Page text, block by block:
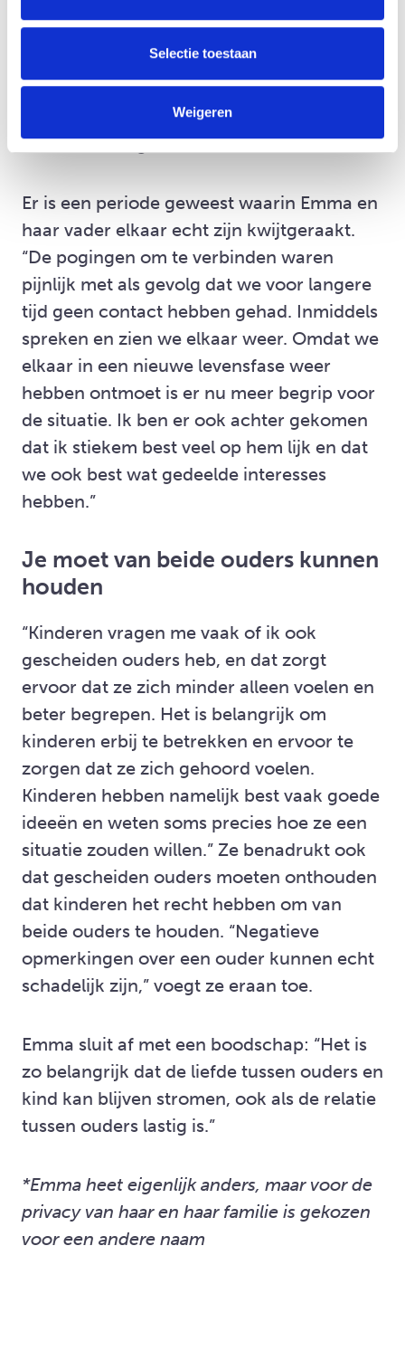
Selectie toestaan
Weigeren
waardevol. Hij was er op de momenten dat
ik een vaderfiguur nodig had. Zodra je
ouder bent, realiseer je je hoeveel impact
deze momenten kunnen hebben en dat
ben ik enorm gaan waarderen,” vertelt ze.
Er is een periode geweest waarin Emma en
haar vader elkaar echt zijn kwijtgeraakt.
“De pogingen om te verbinden waren
pijnlijk met als gevolg dat we voor langere
tijd geen contact hebben gehad. Inmiddels
spreken en zien we elkaar weer. Omdat we
elkaar in een nieuwe levensfase weer
hebben ontmoet is er nu meer begrip voor
de situatie. Ik ben er ook achter gekomen
dat ik stiekem best veel op hem lijk en dat
we ook best wat gedeelde interesses
hebben.”
Je moet van beide ouders kunnen
houden
“Kinderen vragen me vaak of ik ook
gescheiden ouders heb, en dat zorgt
ervoor dat ze zich minder alleen voelen en
beter begrepen. Het is belangrijk om
kinderen erbij te betrekken en ervoor te
zorgen dat ze zich gehoord voelen.
Kinderen hebben namelijk best vaak goede
ideeën en weten soms precies hoe ze een
situatie zouden willen.” Ze benadrukt ook
dat gescheiden ouders moeten onthouden
dat kinderen het recht hebben om van
beide ouders te houden. “Negatieve
opmerkingen over een ouder kunnen echt
schadelijk zijn,” voegt ze eraan toe.
Emma sluit af met een boodschap: “Het is
zo belangrijk dat de liefde tussen ouders en
kind kan blijven stromen, ook als de relatie
tussen ouders lastig is.”
*Emma heet eigenlijk anders, maar voor de
privacy van haar en haar familie is gekozen
voor een andere naam